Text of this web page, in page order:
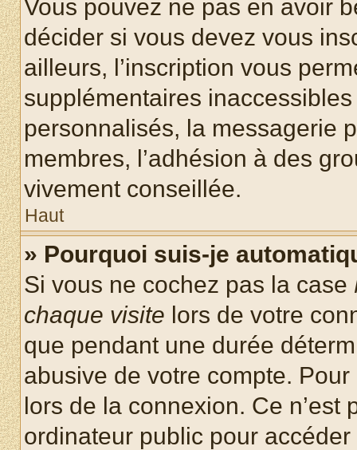
Vous pouvez ne pas en avoir
décider si vous devez vous
ailleurs, l’inscription vous
supplémentaires
personnalisés, la messagerie
membres, l’adhésion à des
vivement conseillée.
Haut
» Pourquoi suis-je
Si vous ne cochez pas la case
chaque visite lors de votre
que pendant une durée
abusive de votre compte.
lors de la connexion. Ce
ordinateur public pour